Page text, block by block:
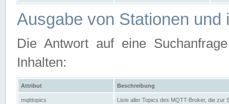
Ausgabe von Stationen und
Die Antwort auf eine
Inhalten:
Attribut Beschreibung
mqtttopics Liste aller Topics des MQTT-Broker, die zur